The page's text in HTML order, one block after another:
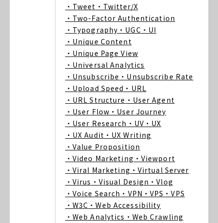
・Tweet ・Twitter/X
・Two-Factor Authentication
・Typography ・UGC ・UI
・Unique Content
・Unique Page View
・Universal Analytics
・Unsubscribe ・Unsubscribe Rate
・Upload Speed ・URL
・URL Structure ・User Agent
・User Flow ・User Journey
・User Research ・UV ・UX
・UX Audit ・UX Writing
・Value Proposition
・Video Marketing ・Viewport
・Viral Marketing ・Virtual Server
・Virus ・Visual Design ・Vlog
・Voice Search ・VPN ・VPS ・VPS
・W3C ・Web Accessibility
・Web Analytics ・Web Crawling